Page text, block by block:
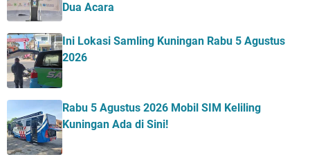
Dua Acara
Ini Lokasi Samling Kuningan Rabu 5 Agustus
2026
Rabu 5 Agustus 2026 Mobil SIM Keliling
Kuningan Ada di Sini!